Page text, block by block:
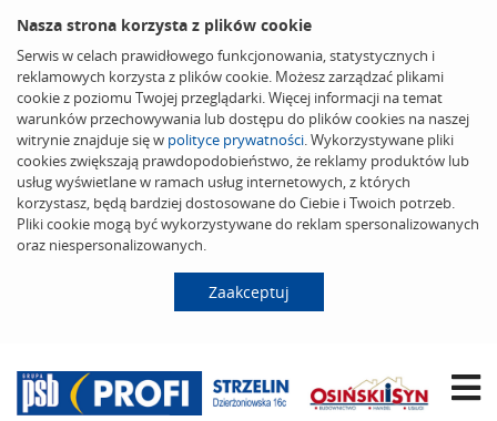
Nasza strona korzysta z plików cookie
Serwis w celach prawidłowego funkcjonowania, statystycznych i
reklamowych korzysta z plików cookie. Możesz zarządzać plikami
cookie z poziomu Twojej przeglądarki. Więcej informacji na temat
warunków przechowywania lub dostępu do plików cookies na naszej
witrynie znajduje się w polityce prywatności. Wykorzystywane pliki
cookies zwiększają prawdopodobieństwo, że reklamy produktów lub
usług wyświetlane w ramach usług internetowych, z których
korzystasz, będą bardziej dostosowane do Ciebie i Twoich potrzeb.
Pliki cookie mogą być wykorzystywane do reklam spersonalizowanych
oraz niespersonalizowanych.
Zaakceptuj